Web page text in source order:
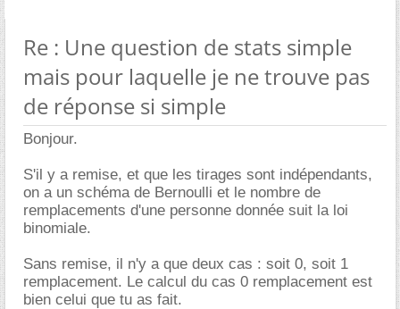
Re : Une question de stats simple
mais pour laquelle je ne trouve pas
de réponse si simple
Bonjour.
S'il y a remise, et que les tirages sont indépendants,
on a un schéma de Bernoulli et le nombre de
remplacements d'une personne donnée suit la loi
binomiale.
Sans remise, il n'y a que deux cas : soit 0, soit 1
remplacement. Le calcul du cas 0 remplacement est
bien celui que tu as fait.